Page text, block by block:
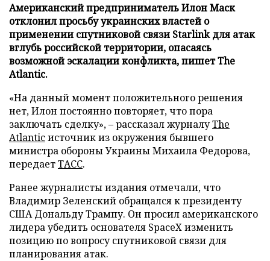
Американский предприниматель Илон Маск
отклонил просьбу украинских властей о
применении спутниковой связи Starlink для атак
вглубь российской территории, опасаясь
возможной эскалации конфликта, пишет The
Atlantic.
«На данный момент положительного решения
нет, Илон постоянно повторяет, что пора
заключать сделку», – рассказал журналуThe
Atlanticисточник из окружения бывшего
министра обороны Украины Михаила Федорова,
передаетТАСС.
Ранее журналисты издания отмечали, что
Владимир Зеленский обращался к президенту
США Дональду Трампу. Он просил американского
лидера убедить основателя SpaceX изменить
позицию по вопросу спутниковой связи для
планирования атак.